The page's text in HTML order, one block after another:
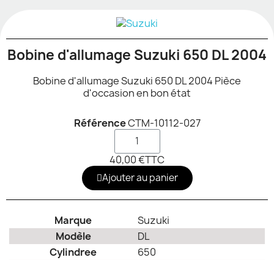
Bobine d'allumage Suzuki 650 DL 2004
Bobine d'allumage Suzuki 650 DL 2004 Pièce
d'occasion en bon état
RéférenceCTM-10112-027
40,00 €TTC
Ajouter au panier
Marque
Suzuki
Modèle
DL
Cylindree
650